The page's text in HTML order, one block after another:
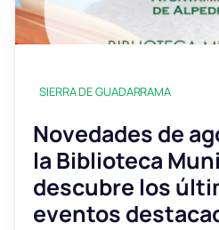
SIERRA DE GUADARRAMA
Novedades de
la Biblioteca
descubre los
eventos